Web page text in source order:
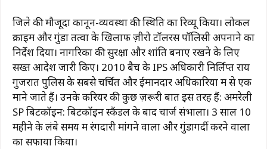
जिले की मौजूदा कानून-व्यवस्था की स्थिति का रिव्यू किया। लोकल
क्राइम और गुंडा तत्वों के खिलाफ ज़ीरो टॉलरेंस पॉलिसी अपनाने का
निर्देश दिया। नागरिकों की सुरक्षा और शांति बनाए रखने के लिए
सख्त आदेश जारी किए। 2010 बैच के IPS अधिकारी निर्लिप्त राय
गुजरात पुलिस के सबसे चर्चित और ईमानदार अधिकारियों में से एक
माने जाते हैं। उनके करियर की कुछ ज़रूरी बातें इस तरह हैं: अमरेली
SP बिटकॉइन: बिटकॉइन स्कैंडल के बाद चार्ज संभाला। 3 साल 10
महीने के लंबे समय में रंगदारी मांगने वालों और गुंडागर्दी करने वालों
का सफाया किया।